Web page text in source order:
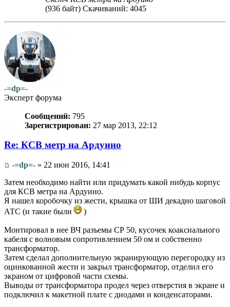
(936 байт) Скачиваний: 4045
-=dp=-
Эксперт форума
Сообщений: 795
Зарегистрирован: 27 мар 2013, 22:12
Re: КСВ метр на Ардуино
-=dp=- » 22 июн 2016, 14:41
Затем необходимо найти или придумать какой нибудь корпус
для КСВ метра на Ардуино.
Я нашел коробочку из жести, крышка от ШИ декадно шаговой
АТС (и такие были
)
Монтировал в нее ВЧ разъемы СР 50, кусочек коаксиального
кабеля с волновым сопротивлением 50 ом и собственно
трансформатор.
Затем сделал дополнительную экранирующую перегородку из
оцинкованной жести и закрыл трансформатор, отделил его
экраном от цифровой части схемы.
Выводы от трансформатора продел через отверстия в экране и
подключил к макетной плате с диодами и конденсаторами.